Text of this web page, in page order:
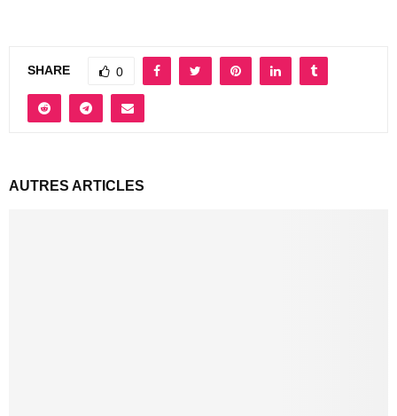
SHARE 0
AUTRES ARTICLES